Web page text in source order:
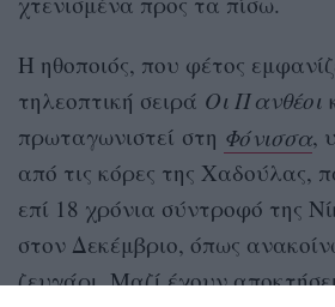
Η ηθοποιός, που φέτος
τηλεοπτική σειρά Οι Πανθέοι
πρωταγωνιστεί στη Φόνισσα,
από τις κόρες της Χαδούλας,
επί 18 χρόνια σύντροφό της
στον Δεκέμβριο, όπως
ζευγάρι. Μαζί έχουν